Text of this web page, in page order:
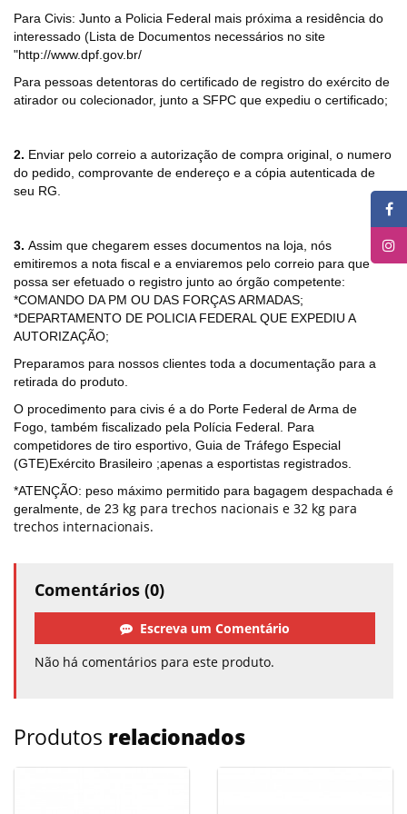
Para Civis: Junto a Policia Federal mais próxima a residência do
interessado (Lista de Documentos necessários no site
"http://www.dpf.gov.br/
Para pessoas detentoras do certificado de registro do exército de
atirador ou colecionador, junto a SFPC que expediu o certificado;
2. Enviar pelo correio a autorização de compra original, o numero
do pedido, comprovante de endereço e a cópia autenticada de
seu RG.
3. Assim que chegarem esses documentos na loja, nós
emitiremos a nota fiscal e a enviaremos pelo correio para que
possa ser efetuado o registro junto ao órgão competente:
*COMANDO DA PM OU DAS FORÇAS ARMADAS;
*DEPARTAMENTO DE POLICIA FEDERAL QUE EXPEDIU A
AUTORIZAÇÃO;
Preparamos para nossos clientes toda a documentação para a
retirada do produto.
O procedimento para civis é a do Porte Federal de Arma de
Fogo, também fiscalizado pela Polícia Federal. Para
competidores de tiro esportivo, Guia de Tráfego Especial
(GTE)Exército Brasileiro ;apenas a esportistas registrados.
*ATENÇÃO: peso máximo permitido para bagagem despachada é
geralmente, de 23 kg para trechos nacionais e 32 kg para
trechos internacionais.
Comentários (0)
Escreva um Comentário
Não há comentários para este produto.
Produtos relacionados